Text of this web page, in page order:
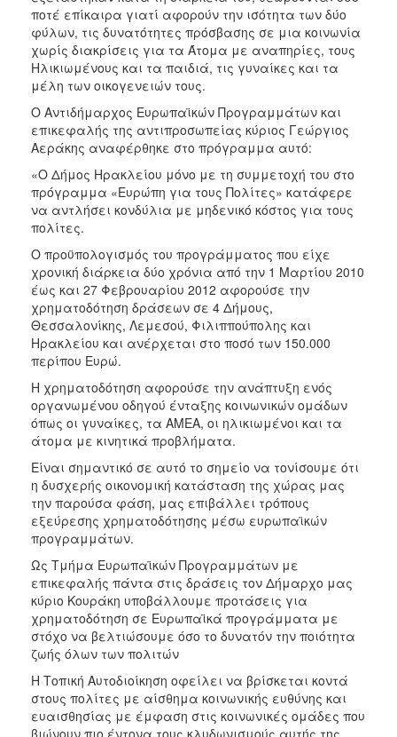
ποτέ επίκαιρα γιατί αφορούν την ισότητα των δύο
φύλων, τις δυνατότητες πρόσβασης σε μια κοινωνία
χωρίς διακρίσεις για τα Άτομα με αναπηρίες, τους
Ηλικιωμένους και τα παιδιά, τις γυναίκες και τα
μέλη των οικογενειών τους.
Ο Αντιδήμαρχος Ευρωπαϊκών Προγραμμάτων και
επικεφαλής της αντιπροσωπείας κύριος Γεώργιος
Αεράκης αναφέρθηκε στο πρόγραμμα αυτό:
«Ο Δήμος Ηρακλείου μόνο με τη συμμετοχή του στο
πρόγραμμα «Ευρώπη για τους Πολίτες» κατάφερε
να αντλήσει κονδύλια με μηδενικό κόστος για τους
πολίτες.
Ο προϋπολογισμός του προγράμματος που είχε
χρονική διάρκεια δύο χρόνια από την 1 Μαρτίου 2010
έως και 27 Φεβρουαρίου 2012 αφορούσε την
χρηματοδότηση δράσεων σε 4 Δήμους,
Θεσσαλονίκης, Λεμεσού, Φιλιππούπολης και
Ηρακλείου και ανέρχεται στο ποσό των 150.000
περίπου Ευρώ.
Η χρηματοδότηση αφορούσε την ανάπτυξη ενός
οργανωμένου οδηγού ένταξης κοινωνικών ομάδων
όπως οι γυναίκες, τα ΑΜΕΑ, οι ηλικιωμένοι και τα
άτομα με κινητικά προβλήματα.
Είναι σημαντικό σε αυτό το σημείο να τονίσουμε ότι
η δυσχερής οικονομική κατάσταση της χώρας μας
την παρούσα φάση, μας επιβάλλει τρόπους
εξεύρεσης χρηματοδότησης μέσω ευρωπαϊκών
προγραμμάτων.
Ως Τμήμα Ευρωπαϊκών Προγραμμάτων με
επικεφαλής πάντα στις δράσεις τον Δήμαρχο μας
κύριο Κουράκη υποβάλλουμε προτάσεις για
χρηματοδότηση σε Ευρωπαϊκά προγράμματα με
στόχο να βελτιώσουμε όσο το δυνατόν την ποιότητα
ζωής όλων των πολιτών
Η Τοπική Αυτοδιοίκηση οφείλει να βρίσκεται κοντά
στους πολίτες με αίσθημα κοινωνικής ευθύνης και
ευαισθησίας με έμφαση στις κοινωνικές ομάδες που
βιώνουν πιο έντονα τους κλυδωνισμούς αυτής της